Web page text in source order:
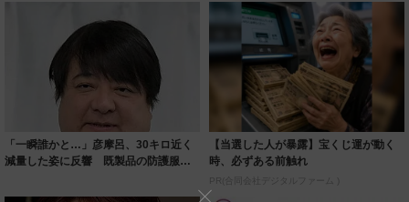
「一瞬誰かと…」彦摩呂、30キロ近く
減量した姿に反響 既製品の防護服が
【当選した人が暴露】宝くじ運が動く
時、必ずある前触れ
PR(合同会社デジタルファーム )